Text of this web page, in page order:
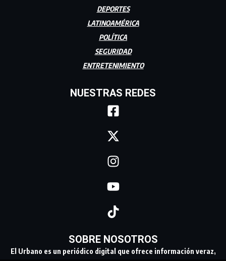
DEPORTES
LATINOAMÉRICA
POLÍTICA
SEGURIDAD
ENTRETENIMIENTO
NUESTRAS REDES
SOBRE NOSOTROS
El Urbano es un periódico digital que ofrece información veraz,